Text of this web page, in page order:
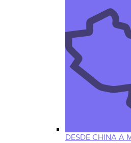
DESDE CHINA A